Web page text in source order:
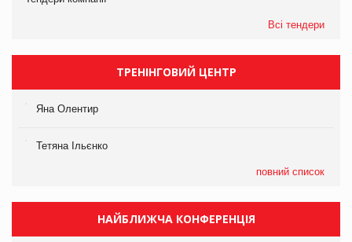
Всі тендери
ТРЕНІНГОВИЙ ЦЕНТР
Яна Олентир
Тетяна Ільєнко
повний список
НАЙБЛИЖЧА КОНФЕРЕНЦІЯ